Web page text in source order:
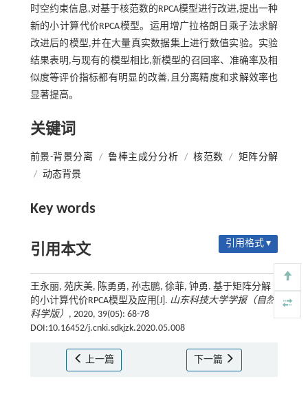
时空约束信息,对基于核范数的RPCA模型进行改进,提出一种
新的小计算代价RPCA模型。运用增广拉格朗日乘子法求解
改进后的模型,并在大量真实数据集上进行数值实验。实验
结果表明,与现有的模型相比,新模型的召回率、准确率及相
似度等评价指标都有明显的改善,且分离精度和求解效率也
显著提高。
关键词
前景-背景分离 / 鲁棒主成分分析 / 核范数 / 矩阵分解
/ 动态背景
Key words
引用本文 引用格式 ▾
王永丽, 苑庆美, 陈勇勇, 孙志鹏, 徐菲, 钟勇. 基于矩阵分解
的小计算代价RPCA模型及应用[J]. 山东科技大学学报（自然
科学版） , 2020, 39(05): 68-78
DOI:10.16452/j.cnki.sdkjzk.2020.05.008
上一篇 下一篇